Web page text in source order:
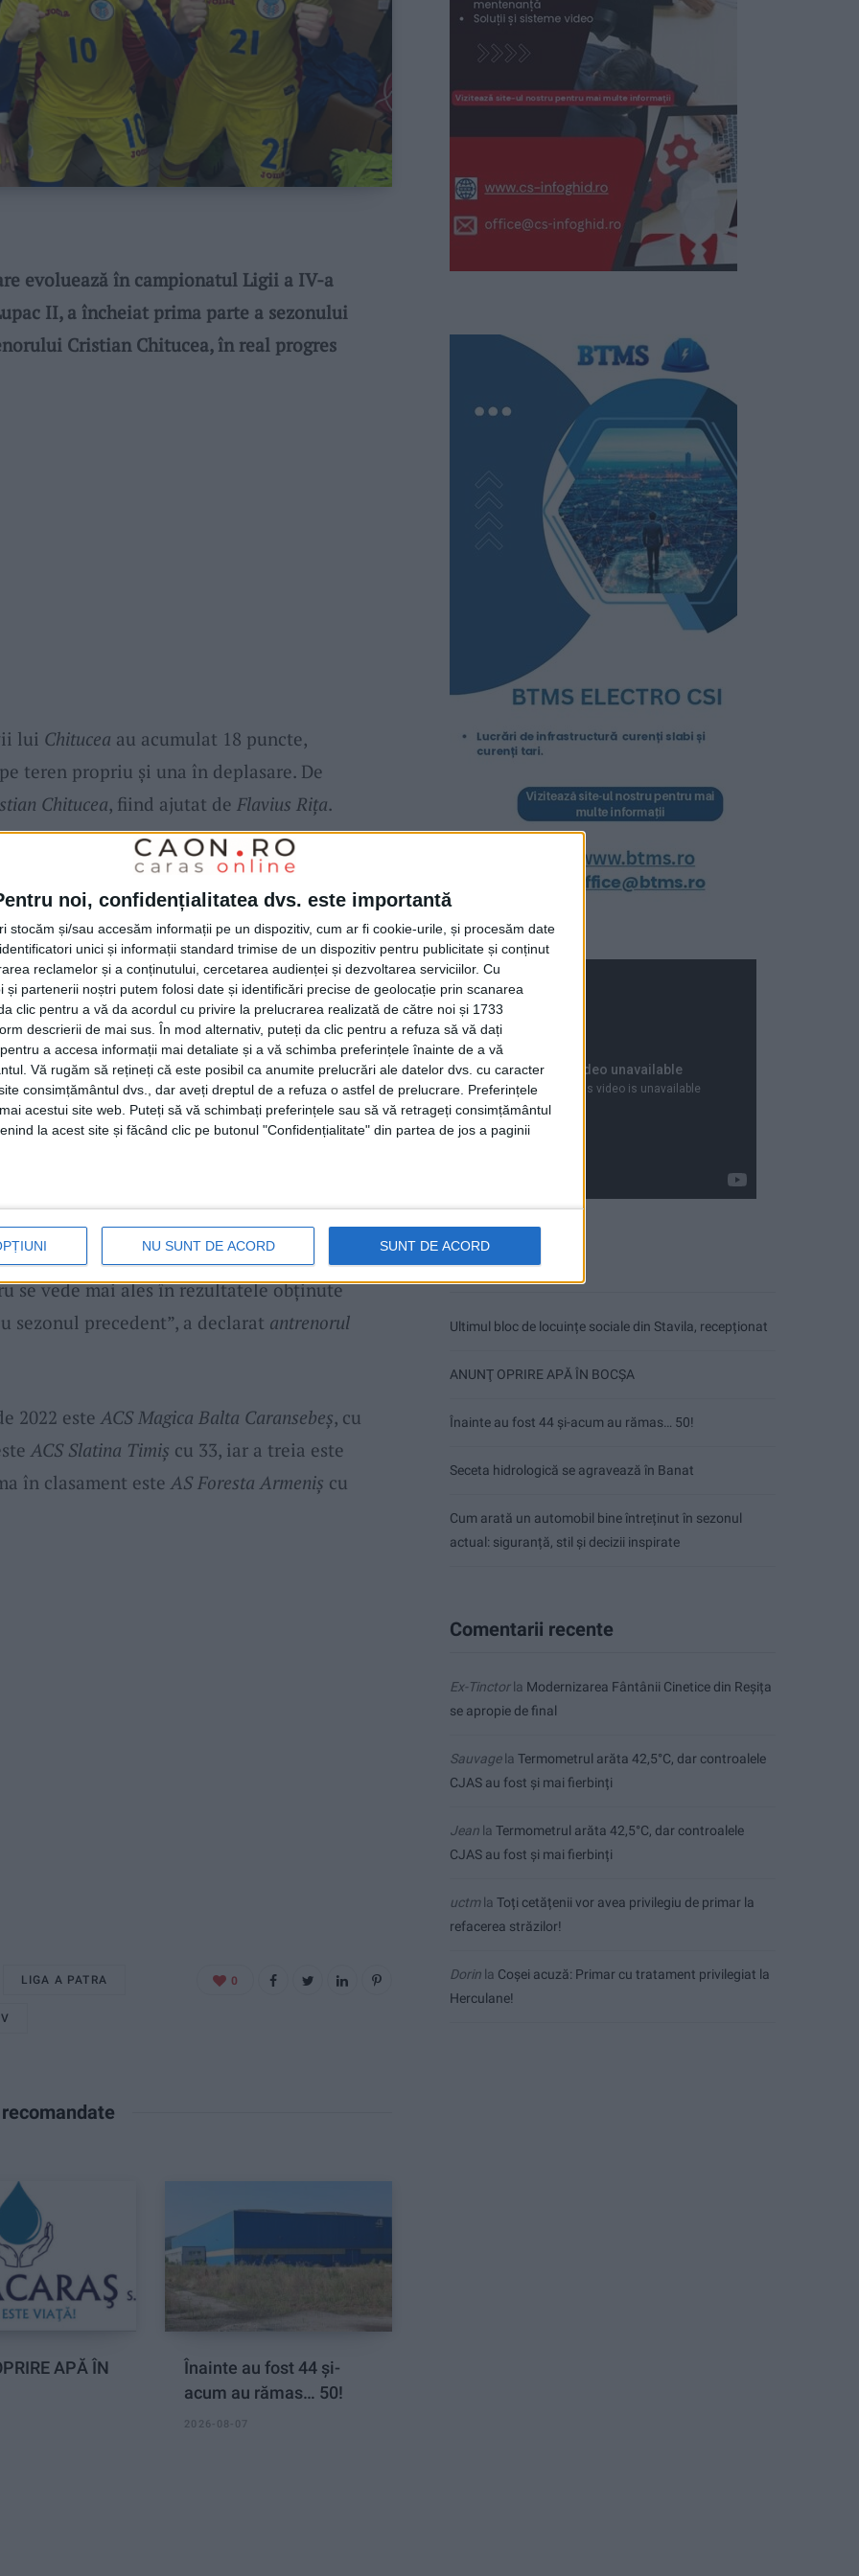
noi, confidențialitatea dvs. este importantă
stocăm și/sau accesăm informații pe un dispozitiv, cum ar fi cookie-urile, și procesăm date
unici și informații standard trimise de un dispozitiv pentru publicitate și conținut
reclamelor și a conținutului, cercetarea audienței și dezvoltarea serviciilor. Cu
și partenerii noștri putem folosi date și identificări precise de geolocație prin scanarea
clic pentru a vă da acordul cu privire la prelucrarea realizată de către noi și 1733
descrierii de mai sus. În mod alternativ, puteți da clic pentru a refuza să vă dați
a accesa informații mai detaliate și a vă schimba preferințele înainte de a vă
Vă rugăm să rețineți că este posibil ca anumite prelucrări ale datelor dvs. cu caracter
consimțământul dvs., dar aveți dreptul de a refuza o astfel de prelucrare. Preferințele
acestui site web. Puteți să vă schimbați preferințele sau să vă retrageți consimțământul
la acest site și făcând clic pe butonul "Confidențialitate" din partea de jos a paginii
NU SUNT DE ACORD SUNT DE ACORD
evoluează în campionatul Ligii a IV-a
II, a încheiat prima parte a sezonului
Cristian Chitucea, în real progres
lui Chitucea au acumulat 18 puncte,
teren propriu și una în deplasare. De
Chitucea, fiind ajutat de Flavius Rița.
că ne propunem locurile 1-6, fiindcă
de presiune pe copiii din lot. Au
benefic pentru dezvoltarea lor să aibă
de ceva timp, iar la finalul primei părți
de-a fi în obiectiv. Avem cinci
succes în deplasare a venit chiar în
ne impunem cu scorul de 3-2 pe terenul
pe drumul cel bun, dar va mai dura
mai prinde experiență. Media de vârstă a
într-un real progres. Pregătirea o
vom încerca să facem o pregătire
și câteva amicale și mi-aș dori să
un eșalon superior. Deja am început
se vede mai ales în rezultatele obținute
sezonul precedent”, a declarat antrenorul
2022 esteACS Magica Balta Caransebeș, cu
ACS Slatina Timiș cu 33, iar a treia este
în clasament esteAS Foresta Armeniș cu
LIGA A PATRA 0
APĂ ÎN
Înainte au fost 44 și-
acum au rămas… 50!
2026-08-07
Articole recente
Ultimul bloc de locuințe sociale din Stavila, recepționat
ANUNŢ OPRIRE APĂ ÎN BOCȘA
Înainte au fost 44 și-acum au rămas… 50!
Seceta hidrologică se agravează în Banat
Cum arată un automobil bine întreținut în sezonul
actual: siguranță, stil și decizii inspirate
Comentarii recente
Ex-Tinctorla Modernizarea Fântânii Cinetice din Reșița
se apropie de final
Sauvagela Termometrul arăta 42,5°C, dar controalele
CJAS au fost și mai fierbinți
Jean la Termometrul arăta 42,5°C, dar controalele
CJAS au fost și mai fierbinți
uctmla Toți cetățenii vor avea privilegiu de primar la
refacerea străzilor!
Dorin la Coșei acuză: Primar cu tratament privilegiat la
Herculane!